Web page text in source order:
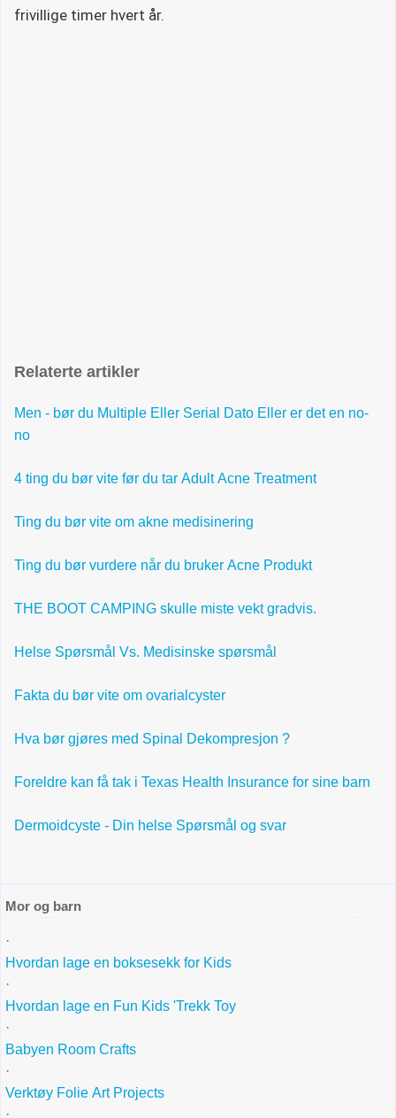
frivillige timer hvert år.
Relaterte artikler
Men - bør du Multiple Eller Serial Dato Eller er det en no-
no
4 ting du bør vite før du tar Adult Acne Treatment
Ting du bør vite om akne medisinering
Ting du bør vurdere når du bruker Acne Produkt
THE BOOT CAMPING skulle miste vekt gradvis.
Helse Spørsmål Vs. Medisinske spørsmål
Fakta du bør vite om ovarialcyster
Hva bør gjøres med Spinal Dekompresjon ?
Foreldre kan få tak i Texas Health Insurance for sine barn
Dermoidcyste - Din helse Spørsmål og svar
Mor og barn
·
Hvordan lage en boksesekk for Kids
·
Hvordan lage en Fun Kids 'Trekk Toy
·
Babyen Room Crafts
·
Verktøy Folie Art Projects
·